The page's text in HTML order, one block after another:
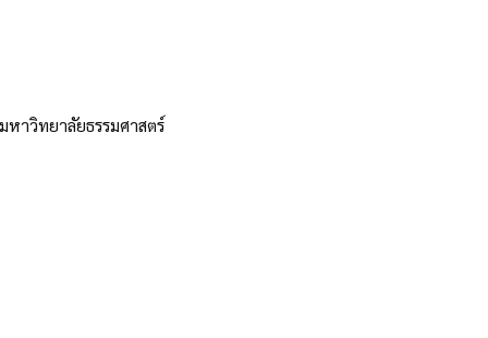
าวิทยาลัยธรรมศาสตร์